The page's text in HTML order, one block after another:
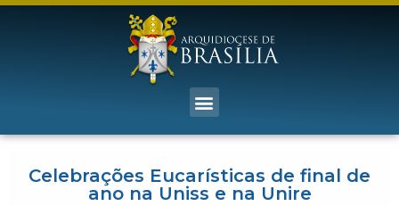
Celebrações Eucarísticas de final de
ano na Uniss e na Unire